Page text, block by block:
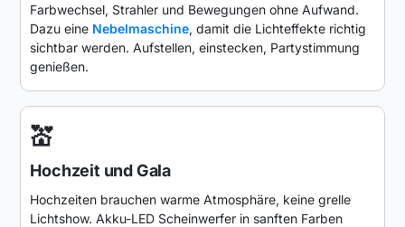
Farbwechsel, Strahler und Bewegungen ohne Aufwand.
Dazu eine Nebelmaschine, damit die Lichteffekte richtig
sichtbar werden. Aufstellen, einstecken, Partystimmung
genießen.
💒
Hochzeit und Gala
Hochzeiten brauchen warme Atmosphäre, keine grelle
Lichtshow. Akku-LED Scheinwerfer in sanften Farben